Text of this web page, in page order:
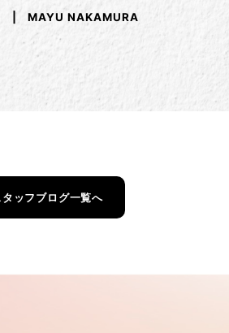
ツ
MAYU NAKAMURA
タッフブログ一覧へ